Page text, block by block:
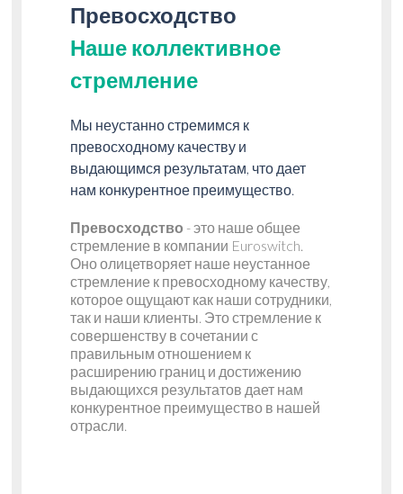
Превосходство
Наше коллективное
стремление
Мы неустанно стремимся к
превосходному качеству и
выдающимся результатам, что дает
нам конкурентное преимущество.
Превосходство - это наше общее
стремление в компании Euroswitch.
Оно олицетворяет наше неустанное
стремление к превосходному качеству,
которое ощущают как наши сотрудники,
так и наши клиенты. Это стремление к
совершенству в сочетании с
правильным отношением к
расширению границ и достижению
выдающихся результатов дает нам
конкурентное преимущество в нашей
отрасли.